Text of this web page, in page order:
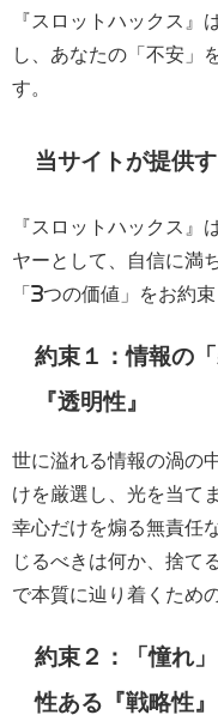
『スロットハックス』
し、あなたの「不安」
す。
当サイトが提供
『スロットハックス』
ヤーとして、自信に満
「3つの価値」をお約束
約束１：情報の
『透明性』
世に溢れる情報の渦の
けを厳選し、光を当て
幸心だけを煽る無責任
じるべきは何か、捨て
で本質に辿り着くため
約束２：「憧れ
性ある『戦略性』